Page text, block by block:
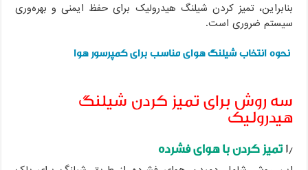
بنابراین، تمیز کردن شیلنگ هیدرولیک برای حفظ ایمنی و بهره‌وری
سیستم ضروری است.
نحوه انتخاب شیلنگ هوای مناسب برای کمپرسور هوا
سه روش برای تمیز کردن شیلنگ
هیدرولیک
۱٫تمیز کردن با هوای فشرده